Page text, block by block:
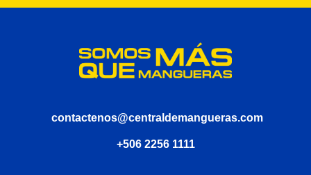
contactenos@centraldemangueras.com
+506 2256 1111